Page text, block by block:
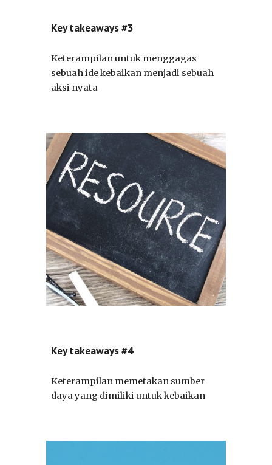
Key takeaways #3
Keterampilan untuk menggagas
sebuah ide kebaikan menjadi sebuah
aksi nyata
Key takeaways #4
Keterampilan memetakan sumber
daya yang dimiliki untuk kebaikan